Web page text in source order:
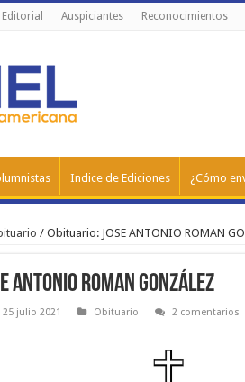
Auspiciantes Reconocimientos
Indice de Ediciones ¿Cómo
/ Obituario: JOSE ANTONIO ROMAN
ROMAN GONZÁLEZ
25 julio 2021 Obituario 2 comentarios